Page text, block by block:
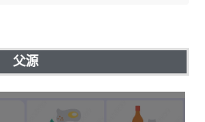
父源